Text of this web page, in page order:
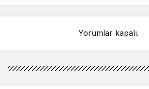
Yorumlar kapalı.